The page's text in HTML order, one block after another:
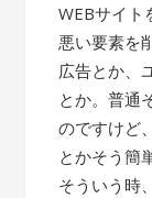
WEBサイト
悪い要素を
広告とか、
とか。普通
のですけど
とかそう簡
そういう時